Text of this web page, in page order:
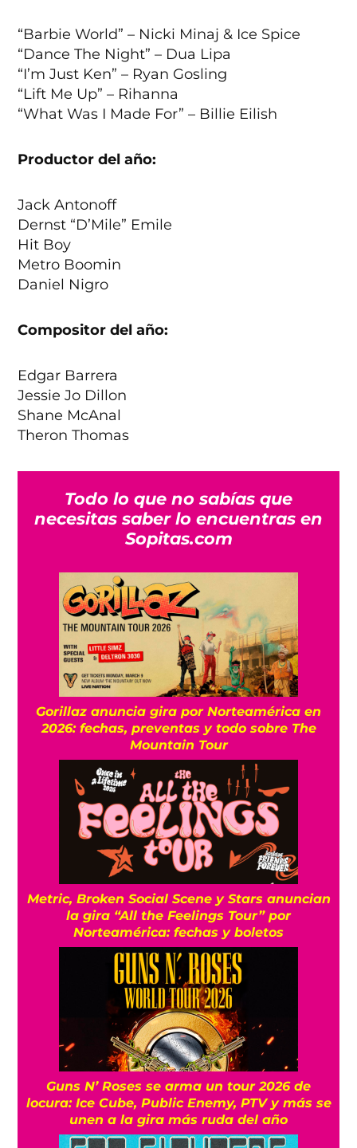
“Barbie World” – Nicki Minaj & Ice Spice
“Dance The Night” – Dua Lipa
“I’m Just Ken” – Ryan Gosling
“Lift Me Up” – Rihanna
“What Was I Made For” – Billie Eilish
Productor del año:
Jack Antonoff
Dernst “D’Mile” Emile
Hit Boy
Metro Boomin
Daniel Nigro
Compositor del año:
Edgar Barrera
Jessie Jo Dillon
Shane McAnal
Theron Thomas
Todo lo que no sabías que
necesitas saber lo encuentras en
Sopitas.com
Gorillaz anuncia gira por Norteamérica en
2026: fechas, preventas y todo sobre The
Mountain Tour
Metric, Broken Social Scene y Stars anuncian
la gira “All the Feelings Tour” por
Norteamérica: fechas y boletos
Guns N’ Roses se arma un tour 2026 de
locura: Ice Cube, Public Enemy, PTV y más se
unen a la gira más ruda del año